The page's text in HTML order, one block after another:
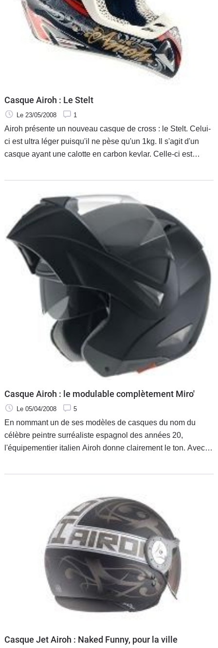
Casque Airoh : Le Stelt
Le 23/05/2008 1
Airoh présente un nouveau casque de cross : le Stelt. Celui-
ci est ultra léger puisqu'il ne pèse qu'un 1kg. Il s'agit d'un
casque ayant une calotte en carbon kevlar. Celle-ci est
XS (53) au XL (62).
Casque Airoh : le modulable complètement Miro'
Le 05/04/2008 5
En nommant un de ses modèles de casques du nom du
célèbre peintre surréaliste espagnol des années 20,
l'équipementier italien Airoh donne clairement le ton. Avec
comme aux motards qui attendent d'un modulable aussi bien
Casque Jet Airoh : Naked Funny, pour la ville